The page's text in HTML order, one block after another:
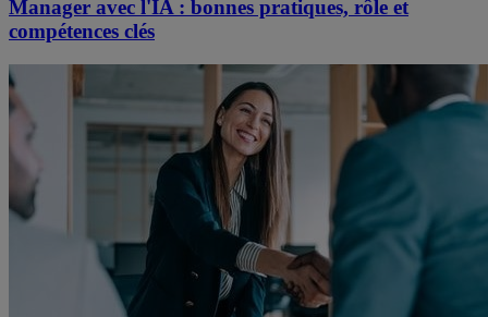
Manager avec l'IA : bonnes pratiques, rôle et
compétences clés